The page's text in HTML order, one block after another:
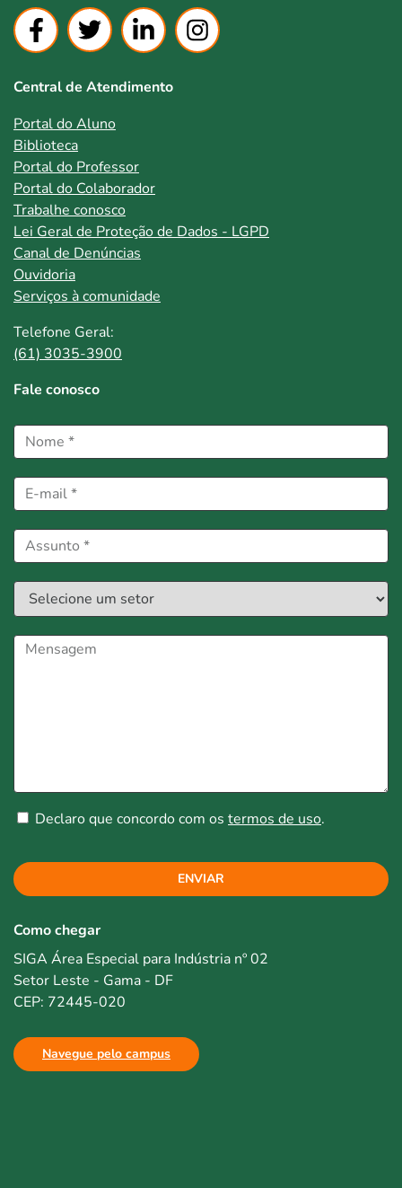
Central de Atendimento
Portal do Aluno
Biblioteca
Portal do Professor
Portal do Colaborador
Trabalhe conosco
Lei Geral de Proteção de Dados - LGPD
Canal de Denúncias
Ouvidoria
Serviços à comunidade
Telefone Geral:
(61) 3035-3900
Fale conosco
Declaro que concordo com os termos de uso.
ENVIAR
Como chegar
SIGA Área Especial para Indústria nº 02
Setor Leste - Gama - DF
CEP: 72445-020
Navegue pelo campus